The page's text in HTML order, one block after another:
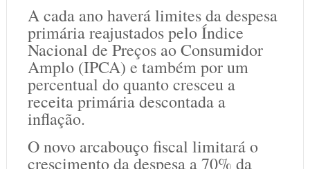
A cada ano haverá limites da despesa
primária reajustados pelo Índice
Nacional de Preços ao Consumidor
Amplo (IPCA) e também por um
percentual do quanto cresceu a
receita primária descontada a
inflação.
O novo arcabouço fiscal limitará o
crescimento da despesa a 70% da